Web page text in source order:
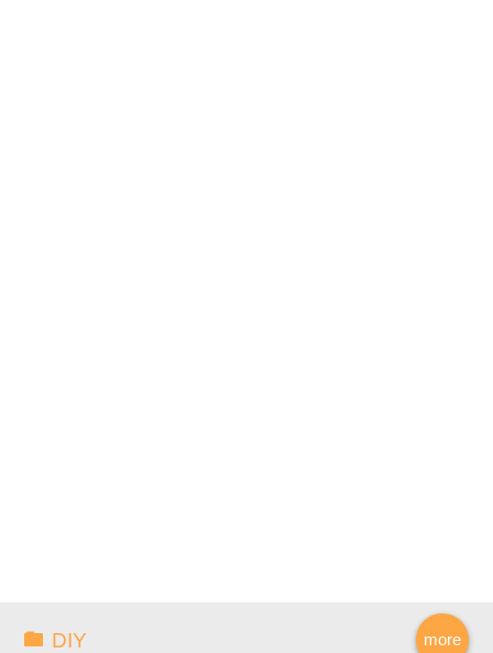
more
DIY